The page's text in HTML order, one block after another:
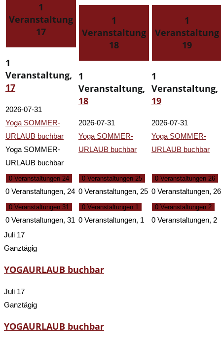
1
Veranstaltung
17
1
Veranstaltung,
17
2026-07-31
Yoga SOMMER-
URLAUB buchbar
Yoga SOMMER-
URLAUB buchbar
1
Veranstaltung
18
1
Veranstaltung,
18
2026-07-31
Yoga SOMMER-
URLAUB buchbar
1
Veranstaltung
19
1
Veranstaltung,
19
2026-07-31
Yoga SOMMER-
URLAUB buchbar
0 Veranstaltungen 24
0 Veranstaltungen, 24
0 Veranstaltungen 25
0 Veranstaltungen, 25
0 Veranstaltungen 26
0 Veranstaltungen, 26
0 Veranstaltungen 31
0 Veranstaltungen, 31
0 Veranstaltungen 1
0 Veranstaltungen, 1
0 Veranstaltungen 2
0 Veranstaltungen, 2
Juli 17
Ganztägig
YOGAURLAUB buchbar
Juli 17
Ganztägig
YOGAURLAUB buchbar